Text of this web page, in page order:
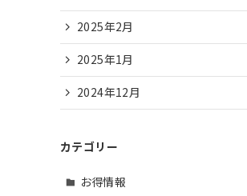
2025年2月
2025年1月
2024年12月
カテゴリー
お得情報